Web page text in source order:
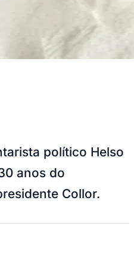
político Helso
anos do
Collor.